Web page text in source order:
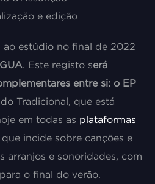
e edição
estúdio no final de 2022
. Este registo será
entre si: o EP
Tradicional, que está
em todas as plataformas
que incide sobre canções e
arranjos e sonoridades, com
o final do verão.